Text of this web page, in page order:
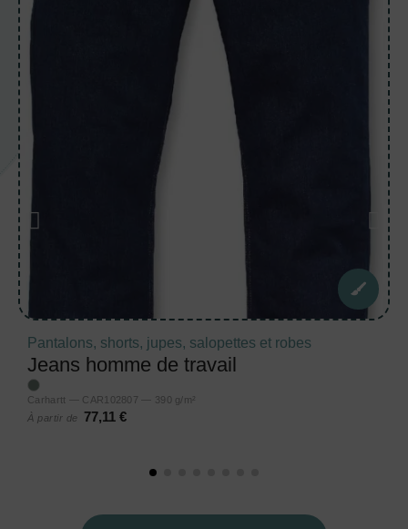
Pantalons, shorts, jupes, salopettes et robes
Jeans homme de travail
Carhartt — CAR102807 — 390 g/m²
À partir de
77,11 €